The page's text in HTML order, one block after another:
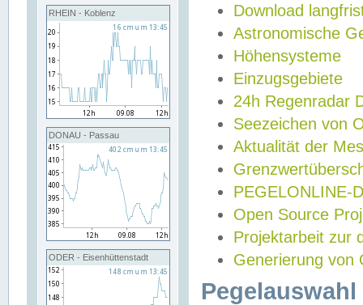
RHEIN - Koblenz
DONAU - Passau
ODER - Eisenhüttenstadt
Download
Astronomische
Höhensysteme
Einzugsgebiete
24h Regenradar
Seezeichen von
Aktualität der
PEGELONLINE-
Open Source
Projektarbeit zur
Generierung von